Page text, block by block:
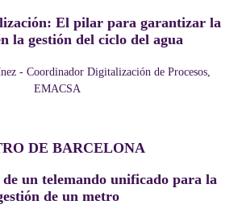
El pilar para garantizar la
la gestión del ciclo del agua
- Coordinador Digitalización de Procesos,
EMACSA
DE BARCELONA
un telemando unificado para la
de un metro